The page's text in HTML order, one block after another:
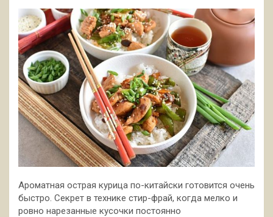
Ароматная острая курица по-китайски готовится очень
быстро. Секрет в технике стир-фрай, когда мелко и
ровно нарезанные кусочки постоянно